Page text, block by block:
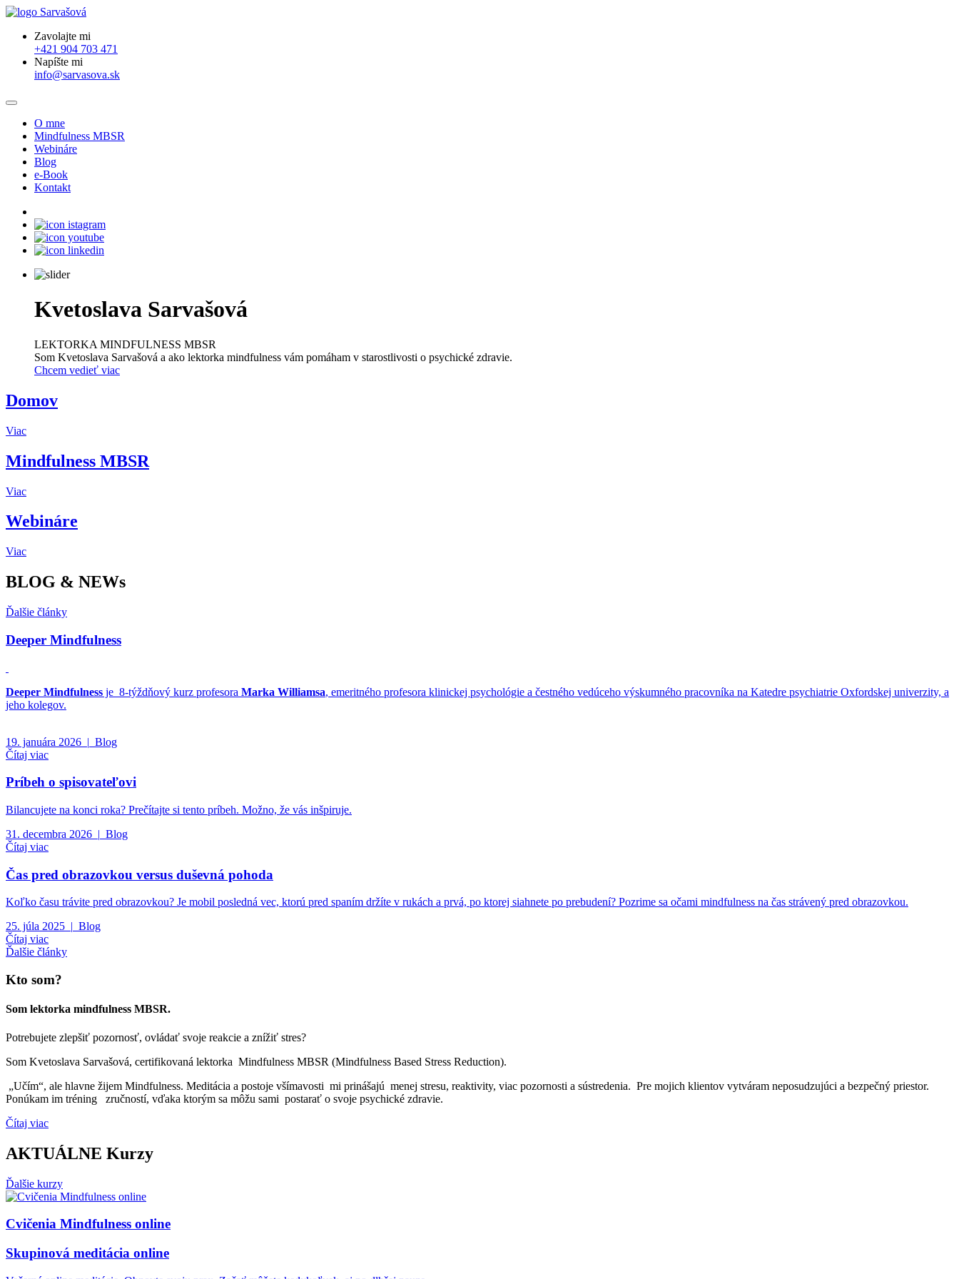
Zavolajte mi
+421 904 703 471
Napíšte mi
info@sarvasova.sk
O mne
Mindfulness MBSR
Webináre
Blog
e-Book
Kontakt
Kvetoslava Sarvašová
LEKTORKA MINDFULNESS MBSR
Som Kvetoslava Sarvašová a ako lektorka mindfulness vám pomáham v starostlivosti o psychické zdravie.
Chcem vedieť viac
Domov
Viac
Mindfulness MBSR
Viac
Webináre
Viac
BLOG & NEWs
Ďalšie články
Deeper Mindfulness
Deeper Mindfulness je 8-týždňový kurz profesora Marka Williamsa, emeritného profesora klinickej psychológie a čestného vedúceho výskumného pracovníka na Katedre psychiatrie Oxfordskej univerzity, a
jeho kolegov.
19. januára 2026 | Blog
Čítaj viac
Príbeh o spisovateľovi
Bilancujete na konci roka? Prečítajte si tento príbeh. Možno, že vás inšpiruje.
31. decembra 2026 | Blog
Čítaj viac
Čas pred obrazovkou versus duševná pohoda
Koľko času trávite pred obrazovkou? Je mobil posledná vec, ktorú pred spaním držíte v rukách a prvá, po ktorej siahnete po prebudení? Pozrime sa očami mindfulness na čas strávený pred obrazovkou.
25. júla 2025 | Blog
Čítaj viac
Ďalšie články
Kto som?
Som lektorka mindfulness MBSR.
Potrebujete zlepšiť pozornosť, ovládať svoje reakcie a znížiť stres?
Som Kvetoslava Sarvašová, certifikovaná lektorka Mindfulness MBSR (Mindfulness Based Stress Reduction).
„Učím“, ale hlavne žijem Mindfulness. Meditácia a postoje všímavosti mi prinášajú menej stresu, reaktivity, viac pozornosti a sústredenia. Pre mojich klientov vytváram neposudzujúci a bezpečný priestor.
Ponúkam im tréning zručností, vďaka ktorým sa môžu sami postarať o svoje psychické zdravie.
Čítaj viac
AKTUÁLNE Kurzy
Ďalšie kurzy
Cvičenia Mindfulness online
Skupinová meditácia online